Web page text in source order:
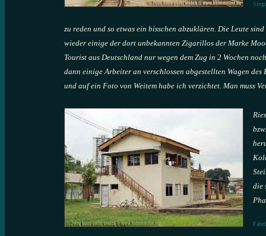
zu reden und so etwas ein bisschen abzuklären. Die Leute
wieder einige der dort unbekannten Zigarillos der Marke
Tourist aus Deutschland nur wegen dem Zug in 2 Wochen
dann einige Arbeiter an verschlossen abgestellten Wagen
und auf ein Foto von Weitem habe ich verzichtet. Man muss
die